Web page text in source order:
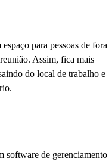
para pessoas de fora
Assim, fica mais
do local de trabalho e
software de gerenciamento